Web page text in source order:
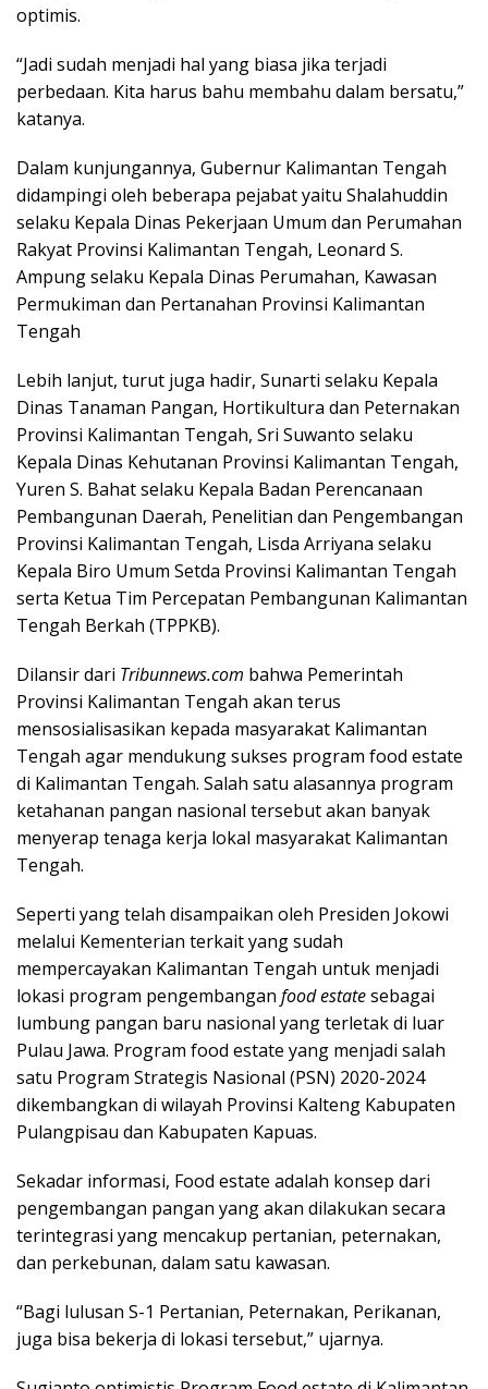
optimis.
“Jadi sudah menjadi hal yang biasa jika terjadi
perbedaan. Kita harus bahu membahu dalam bersatu,”
katanya.
Dalam kunjungannya, Gubernur Kalimantan Tengah
didampingi oleh beberapa pejabat yaitu Shalahuddin
selaku Kepala Dinas Pekerjaan Umum dan Perumahan
Rakyat Provinsi Kalimantan Tengah, Leonard S.
Ampung selaku Kepala Dinas Perumahan, Kawasan
Permukiman dan Pertanahan Provinsi Kalimantan
Tengah
Lebih lanjut, turut juga hadir, Sunarti selaku Kepala
Dinas Tanaman Pangan, Hortikultura dan Peternakan
Provinsi Kalimantan Tengah, Sri Suwanto selaku
Kepala Dinas Kehutanan Provinsi Kalimantan Tengah,
Yuren S. Bahat selaku Kepala Badan Perencanaan
Pembangunan Daerah, Penelitian dan Pengembangan
Provinsi Kalimantan Tengah, Lisda Arriyana selaku
Kepala Biro Umum Setda Provinsi Kalimantan Tengah
serta Ketua Tim Percepatan Pembangunan Kalimantan
Tengah Berkah (TPPKB).
Dilansir dari Tribunnews.com bahwa Pemerintah
Provinsi Kalimantan Tengah akan terus
mensosialisasikan kepada masyarakat Kalimantan
Tengah agar mendukung sukses program food estate
di Kalimantan Tengah. Salah satu alasannya program
ketahanan pangan nasional tersebut akan banyak
menyerap tenaga kerja lokal masyarakat Kalimantan
Tengah.
Seperti yang telah disampaikan oleh Presiden Jokowi
melalui Kementerian terkait yang sudah
mempercayakan Kalimantan Tengah untuk menjadi
lokasi program pengembangan food estatesebagai
lumbung pangan baru nasional yang terletak di luar
Pulau Jawa. Program food estate yang menjadi salah
satu Program Strategis Nasional (PSN) 2020-2024
dikembangkan di wilayah Provinsi Kalteng Kabupaten
Pulangpisau dan Kabupaten Kapuas.
Sekadar informasi, Food estate adalah konsep dari
pengembangan pangan yang akan dilakukan secara
terintegrasi yang mencakup pertanian, peternakan,
dan perkebunan, dalam satu kawasan.
“Bagi lulusan S-1 Pertanian, Peternakan, Perikanan,
juga bisa bekerja di lokasi tersebut,” ujarnya.